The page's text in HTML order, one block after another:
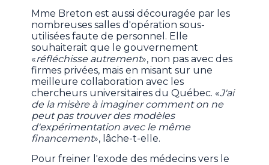
Mme Breton est aussi découragée par les
nombreuses salles d'opération sous-
utilisées faute de personnel. Elle
souhaiterait que le gouvernement
«réfléchisse autrement», non pas avec des
firmes privées, mais en misant sur une
meilleure collaboration avec les
chercheurs universitaires du Québec. «J'ai
de la misère à imaginer comment on ne
peut pas trouver des modèles
d'expérimentation avec le même
financement», lâche-t-elle.
Pour freiner l'exode des médecins vers le